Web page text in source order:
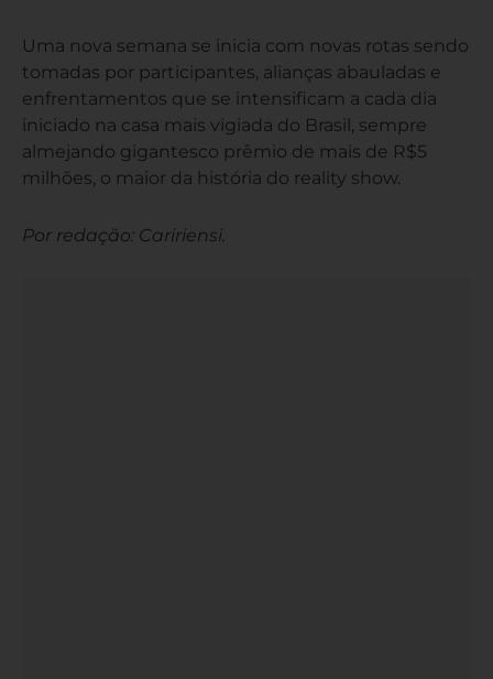
Uma nova semana se inicia com novas rotas sendo
tomadas por participantes, alianças abauladas e
enfrentamentos que se intensificam a cada dia
iniciado na casa mais vigiada do Brasil, sempre
almejando gigantesco prêmio de mais de R$5
milhões, o maior da história do reality show.
Por redação: Caririensi.